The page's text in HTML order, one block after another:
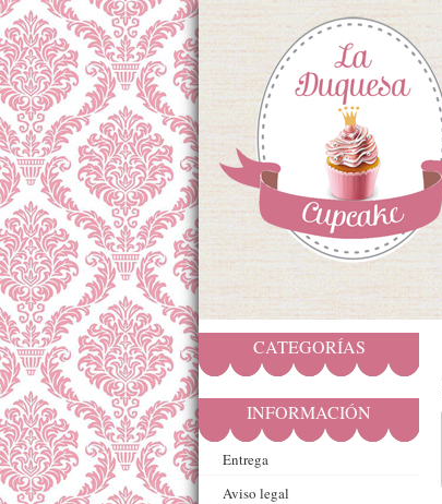
CATEGORÍAS
INFORMACIÓN
Entrega
Aviso legal